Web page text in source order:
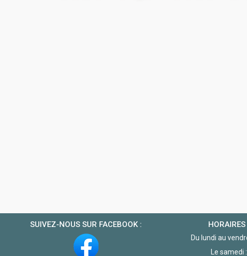
SUIVEZ-NOUS SUR FACEBOOK : HORAIRES
Du lundi au
Le